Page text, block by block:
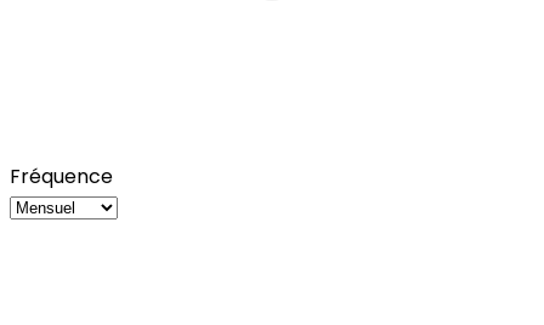
Fréquence